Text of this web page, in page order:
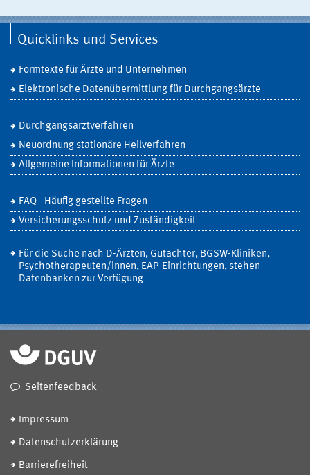
Quicklinks und Services
Formtexte für Ärzte und Unternehmen
Elektronische Datenübermittlung für Durchgangsärzte
Durchgangsarztverfahren
Neuordnung stationäre Heilverfahren
Allgemeine Informationen für Ärzte
FAQ - Häufig gestellte Fragen
Versicherungsschutz und Zuständigkeit
Für die Suche nach D-Ärzten, Gutachter, BGSW-Kliniken,
Psychotherapeuten/innen, EAP-Einrichtungen, stehen
Datenbanken zur Verfügung
Seitenfeedback
Impressum
Datenschutzerklärung
Barrierefreiheit